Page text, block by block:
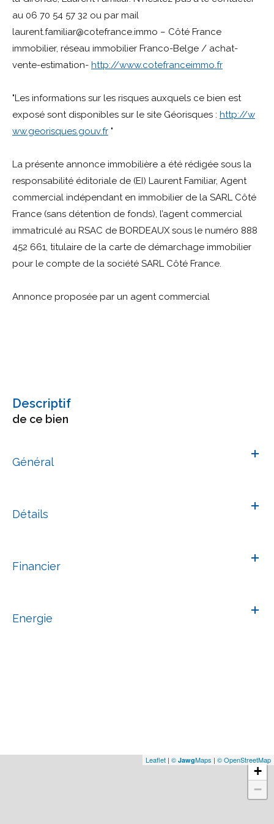
au 06 70 54 57 32 ou par mail
laurent.familiar@cotefrance.immo – Côté France
immobilier, réseau immobilier Franco-Belge / achat-
vente-estimation- http://www.cotefranceimmo.fr
"Les informations sur les risques auxquels ce bien est
exposé sont disponibles sur le site Géorisques : http://w
ww.georisques.gouv.fr "
La présente annonce immobilière a été rédigée sous la
responsabilité éditoriale de (EI) Laurent Familiar, Agent
commercial indépendant en immobilier de la SARL Côté
France (sans détention de fonds), l’agent commercial
immatriculé au RSAC de BORDEAUX sous le numéro 888
452 661, titulaire de la carte de démarchage immobilier
pour le compte de la société SARL Côté France.
Annonce proposée par un agent commercial
descriptif
de ce bien
Général
Détails
Financier
Energie
+
−
Leaflet | © JawgMaps | © OpenStreetMap